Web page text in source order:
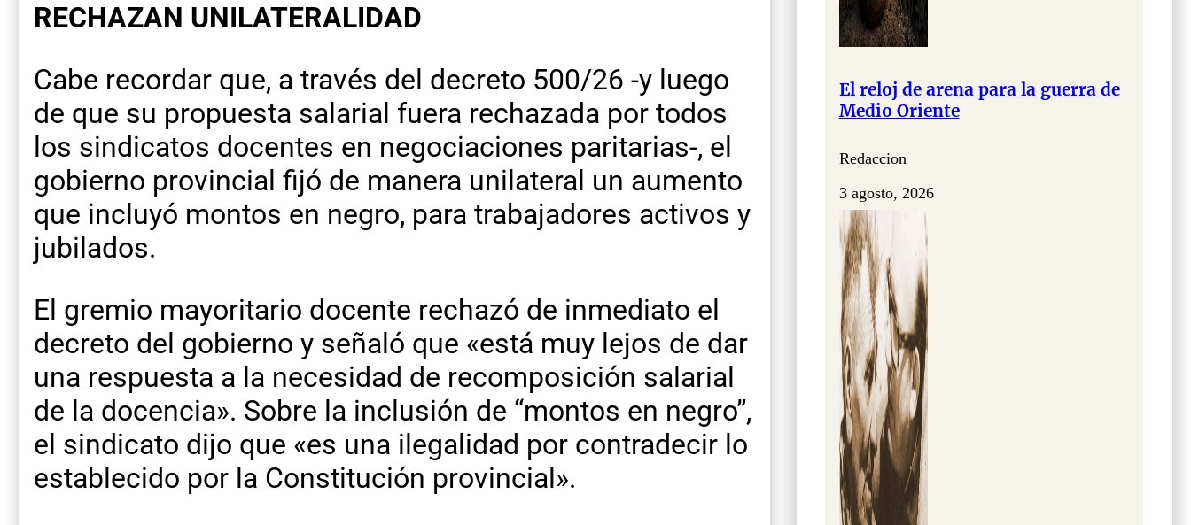
RECHAZAN UNILATERALIDAD
Cabe recordar que, a través del decreto 500/26 -y luego
de que su propuesta salarial fuera rechazada por todos
los sindicatos docentes en negociaciones paritarias-, el
gobierno provincial fijó de manera unilateral un aumento
que incluyó montos en negro, para trabajadores activos y
jubilados.
El gremio mayoritario docente rechazó de inmediato el
decreto del gobierno y señaló que «está muy lejos de dar
una respuesta a la necesidad de recomposición salarial
de la docencia». Sobre la inclusión de “montos en negro”,
el sindicato dijo que «es una ilegalidad por contradecir lo
establecido por la Constitución provincial».
El reloj de arena para la guerra de
Medio Oriente
Redaccion
3 agosto, 2026